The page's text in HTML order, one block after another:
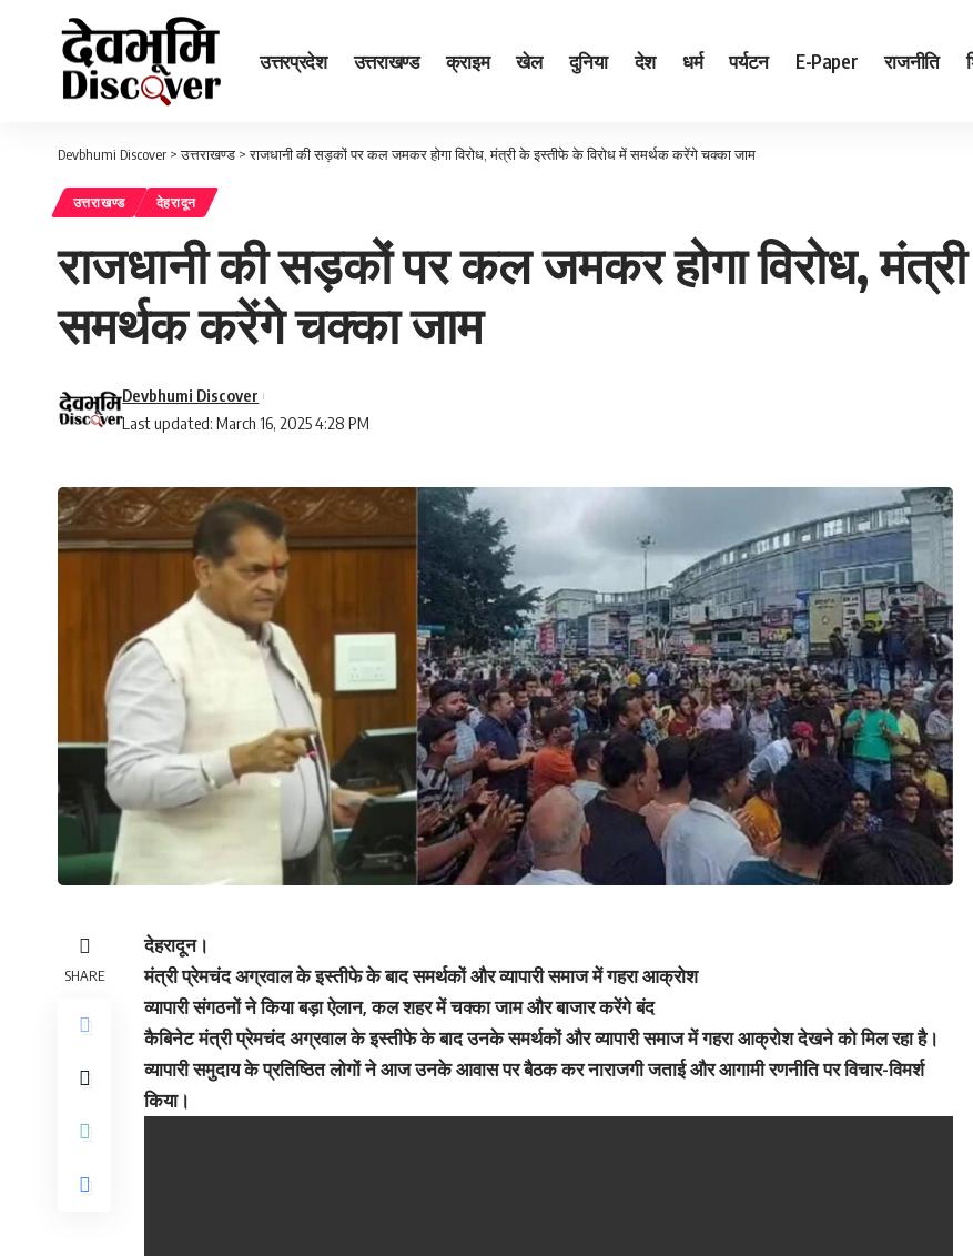
उत्तरप्रदेश उत्तराखण्ड क्राइम खेल दुनिया देश धर्म पर्यटन E-Paper राजनीति
Devbhumi Discover >उत्तराखण्ड >राजधानी की सड़कों पर कल जमकर होगा विरोध, मंत्री के इस्तीफे के विरोध में समर्थक करेंगे चक्का जाम
उत्तराखण्ड देहरादून
राजधानी की सड़कों पर कल जमकर होगा विरोध,
समर्थक करेंगे चक्का जाम
Last updated: March 16, 2025 4:28 PM
Devbhumi Discover
SHARE
देहरादून।
मंत्री प्रेमचंद अग्रवाल के इस्तीफे के बाद समर्थकों और व्यापारी समाज में गहरा आक्रोश
व्यापारी संगठनों ने किया बड़ा ऐलान, कल शहर में चक्का जाम और बाजार करेंगे बंद
कैबिनेट मंत्री प्रेमचंद अग्रवाल के इस्तीफे के बाद उनके समर्थकों और व्यापारी समाज में गहरा आक्रोश देखने को मिल रहा है।
व्यापारी समुदाय के प्रतिष्ठित लोगों ने आज उनके आवास पर बैठक कर नाराजगी जताई और आगामी रणनीति पर विचार-विमर्श
किया।